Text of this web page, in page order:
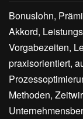
Bonuslohn,
Akkord,
Vorgabezeiten,
praxisorientiert,
Methoden,